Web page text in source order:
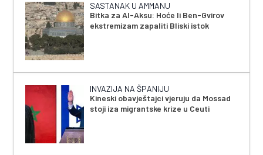
SASTANAK U AMMANU
Bitka za Al-Aksu: Hoće li Ben-Gvirov
ekstremizam zapaliti Bliski istok
INVAZIJA NA ŠPANIJU
Kineski obavještajci vjeruju da Mossad
stoji iza migrantske krize u Ceuti